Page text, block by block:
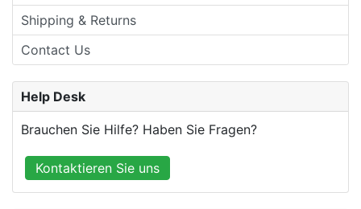
Shipping & Returns
Contact Us
Help Desk
Brauchen Sie Hilfe? Haben Sie Fragen?
Kontaktieren Sie uns